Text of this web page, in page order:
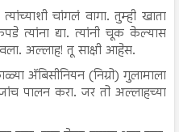
चांगलं वागा. तुम्ही खाता
त्यांना द्या. त्यांनी चूक केल्यास
अल्लाह! तू साक्षी आहेस.
अ‍ॅबिसीनियन (निग्रो) गुलामाला
पालन करा. जर तो अल्लाहच्या